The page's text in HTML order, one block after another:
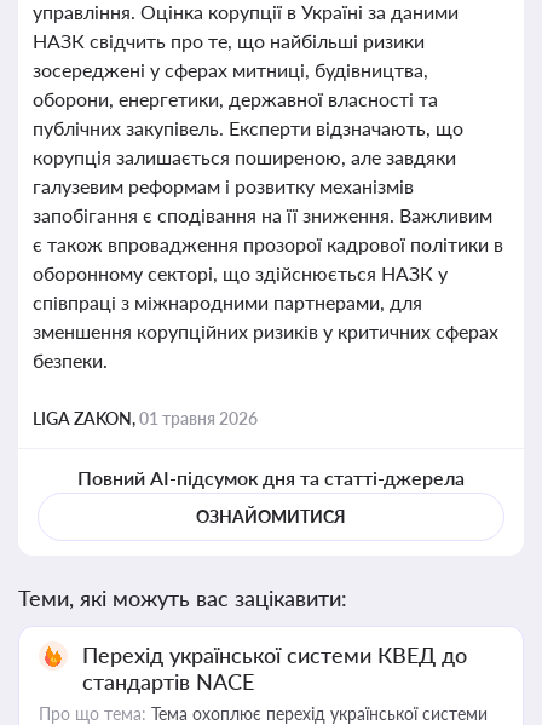
управління. Оцінка корупції в Україні за даними
НАЗК свідчить про те, що найбільші ризики
зосереджені у сферах митниці, будівництва,
оборони, енергетики, державної власності та
публічних закупівель. Експерти відзначають, що
корупція залишається поширеною, але завдяки
галузевим реформам і розвитку механізмів
запобігання є сподівання на її зниження. Важливим
є також впровадження прозорої кадрової політики в
оборонному секторі, що здійснюється НАЗК у
співпраці з міжнародними партнерами, для
зменшення корупційних ризиків у критичних сферах
безпеки.
LIGA ZAKON,01 травня 2026
Повний AI-підсумок дня та статті-джерела
ОЗНАЙОМИТИСЯ
Теми, які можуть вас зацікавити:
Перехід української системи КВЕД до
стандартів NACE
Про що тема: Тема охоплює перехід української системи